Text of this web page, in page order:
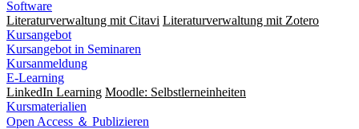
Software
Literaturverwaltung mit Citavi Literaturverwaltung mit Zotero
Kursangebot
Kursangebot in Seminaren
Kursanmeldung
E-Learning
LinkedIn Learning Moodle: Selbstlerneinheiten
Kursmaterialien
Open Access ＆ Publizieren